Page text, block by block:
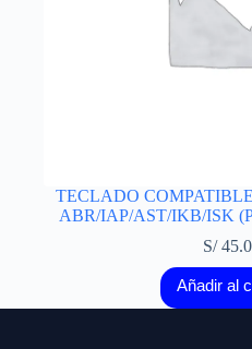
TECLADO
ABR/IAP/AST/IKB/ISK
S/
Añadir al